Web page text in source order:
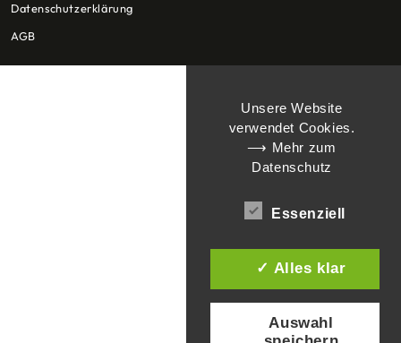
Datenschutzerklärung
AGB
Unsere Website
verwendet Cookies.
⟶ Mehr zum
Datenschutz
Essenziell
✓ Alles klar
Auswahl